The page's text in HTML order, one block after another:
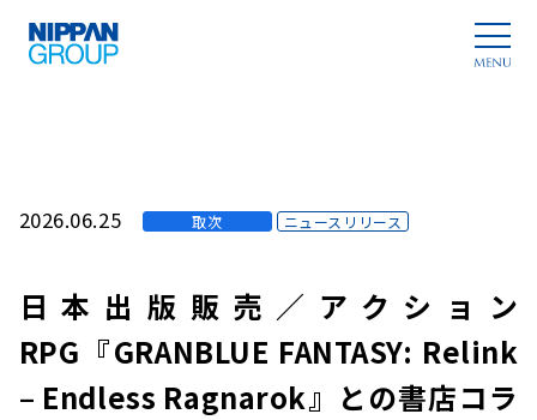
2026.06.25 取次 ニュースリリース
日本出版販売／アクション
RPG『GRANBLUE FANTASY: Relink
– Endless Ragnarok』との書店コラ